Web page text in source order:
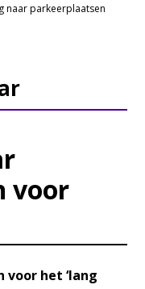
naar parkeerplaatsen
voor
voor het ‘lang